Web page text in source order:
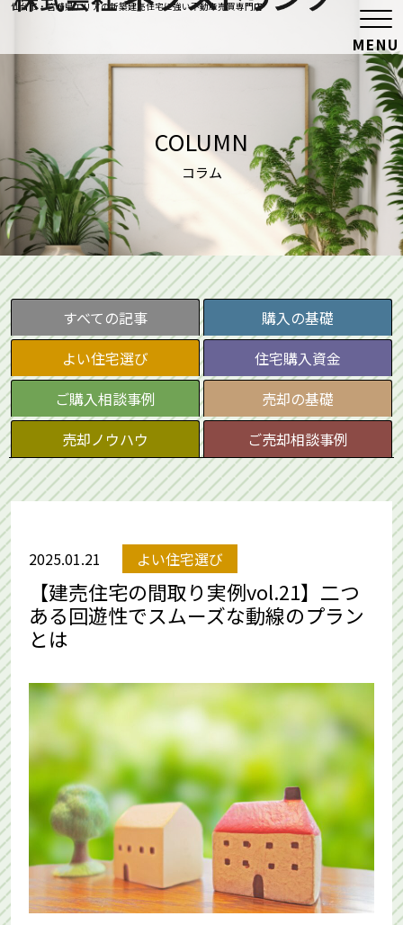
仙台市・宮城県エリアの新築建売住宅に強い不動産売買専門店
COLUMN
コラム
すべての記事
購入の基礎
よい住宅選び
住宅購入資金
ご購入相談事例
売却の基礎
売却ノウハウ
ご売却相談事例
2025.01.21 よい住宅選び
【建売住宅の間取り実例vol.21】二つ
ある回遊性でスムーズな動線のプラン
とは